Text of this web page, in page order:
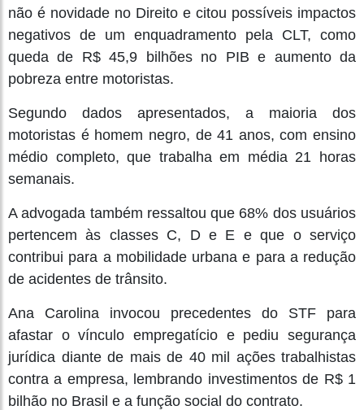
não é novidade no Direito e citou possíveis impactos
negativos de um enquadramento pela CLT, como
queda de R$ 45,9 bilhões no PIB e aumento da
pobreza entre motoristas.
Segundo dados apresentados, a maioria dos
motoristas é homem negro, de 41 anos, com ensino
médio completo, que trabalha em média 21 horas
semanais.
A advogada também ressaltou que 68% dos usuários
pertencem às classes C, D e E e que o serviço
contribui para a mobilidade urbana e para a redução
de acidentes de trânsito.
Ana Carolina invocou precedentes do STF para
afastar o vínculo empregatício e pediu segurança
jurídica diante de mais de 40 mil ações trabalhistas
contra a empresa, lembrando investimentos de R$ 1
bilhão no Brasil e a função social do contrato.